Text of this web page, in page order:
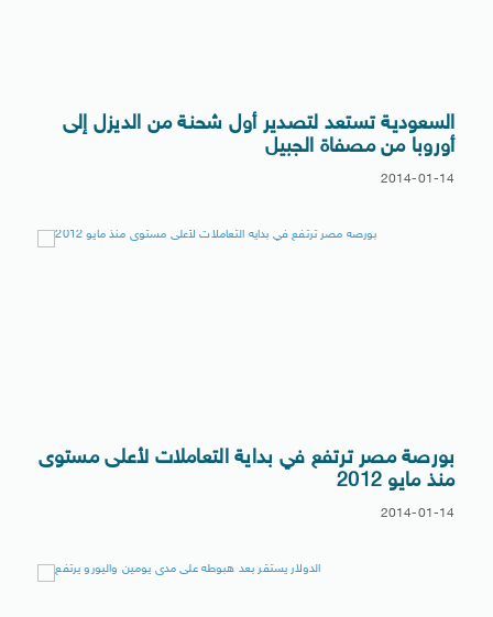
السعودية تستعد لتصدير أول شحنة من الديزل إلى
أوروبا من مصفاة الجبيل
2014-01-14
بورصة مصر ترتفع في بداية التعاملات لأعلى مستوى
منذ مايو 2012
2014-01-14